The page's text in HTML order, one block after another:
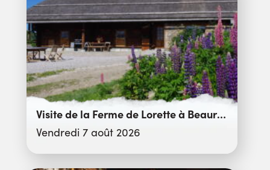
Visite de la Ferme de Lorette à Beauregard
Vendredi 7 août 2026